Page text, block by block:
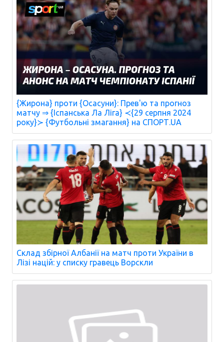
{Жирона} проти {Осасуни}: Прев'ю та прогноз
матчу ⇒ {Іспанська Ла Ліга} ≺{29 серпня 2024
року}≻ {Футбольні змагання} на СПОРТ.UA
Склад збірної Албанії на матч проти України в
Лізі націй: у списку гравець Ворскли